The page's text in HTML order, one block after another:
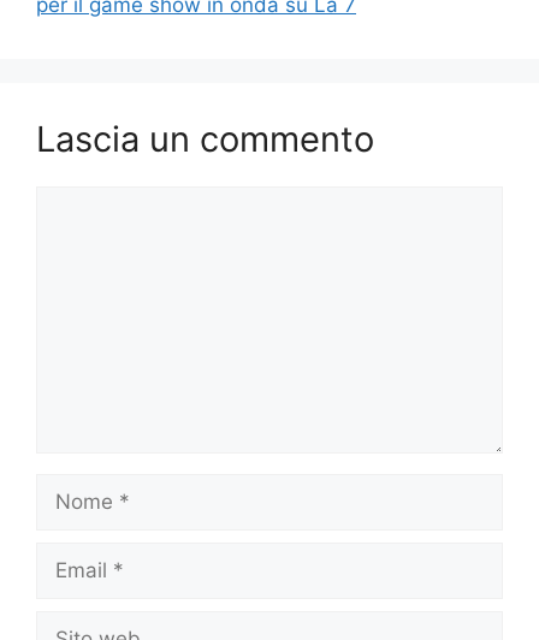
Lascia un commento